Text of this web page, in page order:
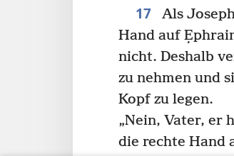
17
Als
Hand auf
nicht. Deshalb
zu nehmen und
Kopf zu legen.
„Nein, Vater, er
die rechte Hand